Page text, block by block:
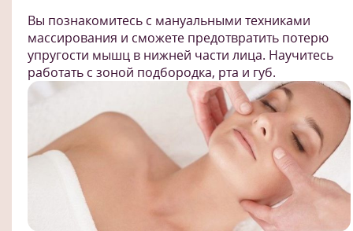
Вы познакомитесь с мануальными техниками
массирования и сможете предотвратить потерю
упругости мышц в нижней части лица. Научитесь
работать с зоной подбородка, рта и губ.